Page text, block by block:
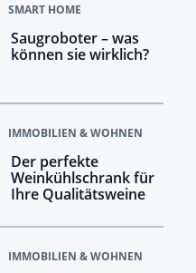
SMART HOME
Saugroboter – was
können sie wirklich?
IMMOBILIEN & WOHNEN
Der perfekte
Weinkühlschrank für
Ihre Qualitätsweine
IMMOBILIEN & WOHNEN